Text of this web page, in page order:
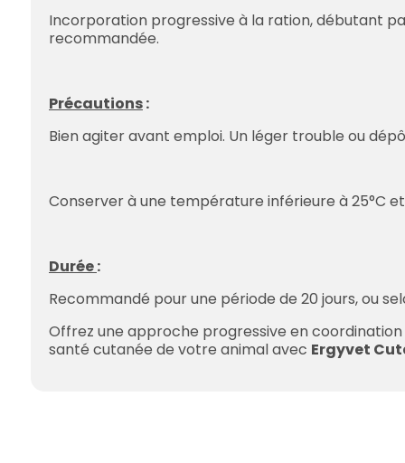
Incorporation progressive à la ration, débutant
recommandée.
Précautions:
Bien agiter avant emploi. Un léger trouble ou
Conserver à une température inférieure à 25°C
Durée:
Recommandé pour une période de 20 jours, ou
Offrez une approche progressive en
santé cutanée de votre animal avec Ergyvet